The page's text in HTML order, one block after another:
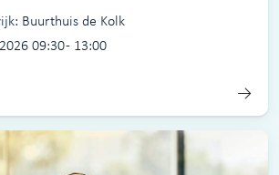
Buurthuis de Kolk
09:30 - 13:00